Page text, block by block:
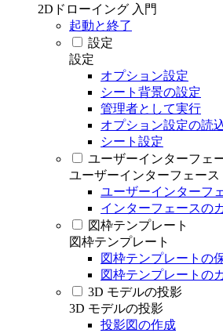
2Dドローイング 入門
起動と終了
設定
設定
オプション設定
シート背景の設定
管理者として実行
オプション設定の読
シート設定
ユーザーインターフェ
ユーザーインターフェース
ユーザーインターフ
インターフェースの
図枠テンプレート
図枠テンプレート
図枠テンプレートの
図枠テンプレートの
3D モデルの投影
3D モデルの投影
投影図の作成